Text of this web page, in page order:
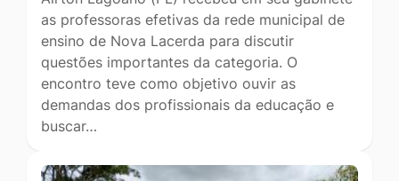
as professoras efetivas da rede municipal de
ensino de Nova Lacerda para discutir
questões importantes da categoria. O
encontro teve como objetivo ouvir as
demandas dos profissionais da educação e
buscar…